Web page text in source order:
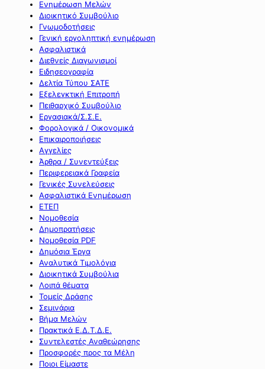
Ενημέρωση Μελών
Διοικητικό Συμβούλιο
Γνωμοδοτήσεις
Γενική εργοληπτική ενημέρωση
Ασφαλιστικά
Διεθνείς Διαγωνισμοί
Ειδησεογραφία
Δελτία Τύπου ΣΑΤΕ
Εξελεγκτική Επιτροπή
Πειθαρχικό Συμβούλιο
Εργασιακά/Σ.Σ.Ε.
Φορολογικά / Οικονομικά
Επικαιροποιήσεις
Αγγελίες
Άρθρα / Συνεντεύξεις
Περιφερειακά Γραφεία
Γενικές Συνελεύσεις
Ασφαλιστικά Ενημέρωση
ΕΤΕΠ
Νομοθεσία
Δημοπρατήσεις
Νομοθεσία PDF
Δημόσια Έργα
Αναλυτικά Τιμολόγια
Διοικητικά Συμβούλια
Λοιπά θέματα
Τομείς Δράσης
Σεμινάρια
Βήμα Μελών
Πρακτικά Ε.Δ.Τ.Δ.Ε.
Συντελεστές Αναθεώρησης
Προσφορές προς τα Μέλη
Ποιοι Είμαστε